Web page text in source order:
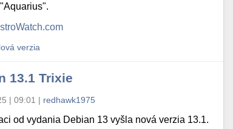
verzia
13.1 Trixie
| 09:01 | redhawk1975
od vydania Debian 13 vyšla nová verzia 13.1.